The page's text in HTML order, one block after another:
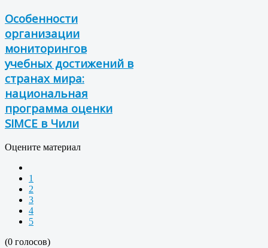
Особенности
организации
мониторингов
учебных достижений в
странах мира:
национальная
программа оценки
SIMCE в Чили
Оцените материал
1
2
3
4
5
(0 голосов)